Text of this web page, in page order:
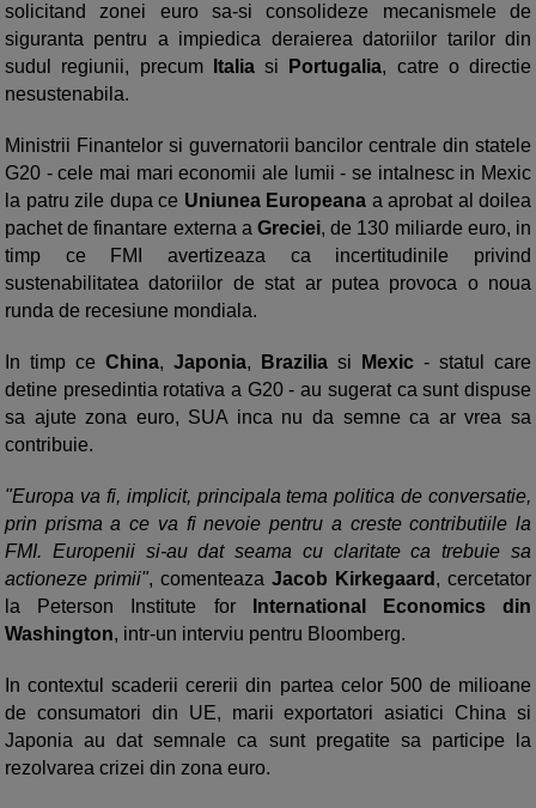
solicitand zonei euro sa-si consolideze mecanismele de
siguranta pentru a impiedica deraierea datoriilor tarilor din
sudul regiunii, precumItaliasi Portugalia, catre o directie
nesustenabila.
Ministrii Finantelor si guvernatorii bancilor centrale din statele
G20 - cele mai mari economii ale lumii - se intalnesc in Mexic
la patru zile dupa ce Uniunea Europeana a aprobat al doilea
pachet de finantare externa a Greciei, de 130 miliarde euro, in
timp ce FMI avertizeaza ca incertitudinile privind
sustenabilitatea datoriilor de stat ar putea provoca o noua
runda de recesiune mondiala.
In timp ce China, Japonia, Brazilia si Mexic - statul care
detine presedintia rotativa a G20 - au sugerat ca sunt dispuse
sa ajute zona euro, SUA inca nu da semne ca ar vrea sa
contribuie.
"Europa va fi, implicit, principala tema politica de conversatie,
prin prisma a ce va fi nevoie pentru a creste contributiile la
FMI. Europenii si-au dat seama cu claritate ca trebuie sa
actioneze primii", comenteaza Jacob Kirkegaard , cercetator
la Peterson Institute forInternational Economics din
Washington, intr-un interviu pentru Bloomberg.
In contextul scaderii cererii din partea celor 500 de milioane
de consumatori din UE, marii exportatori asiatici China si
Japonia au dat semnale ca sunt pregatite sa participe la
rezolvarea crizei din zona euro.